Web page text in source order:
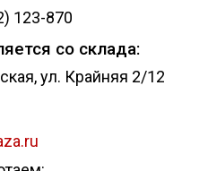
123-870
со склада:
ул. Крайняя 2/12